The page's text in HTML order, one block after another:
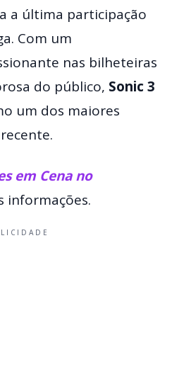
a última participação
Com um
nas bilheteiras
do público, Sonic 3
um dos maiores
em Cena no
informações.